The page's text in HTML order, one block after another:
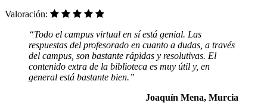
Valoración:
“Todo el campus virtual en sí está genial. Las
respuestas del profesorado en cuanto a dudas, a través
del campus, son bastante rápidas y resolutivas. El
contenido extra de la biblioteca es muy útil y, en
general está bastante bien.”
Joaquín Mena, Murcia